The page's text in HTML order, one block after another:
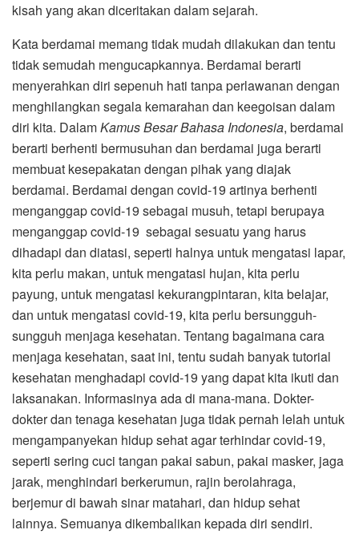
kisah yang akan diceritakan dalam sejarah.
Kata berdamai memang tidak mudah dilakukan dan tentu
tidak semudah mengucapkannya. Berdamai berarti
menyerahkan diri sepenuh hati tanpa perlawanan dengan
menghilangkan segala kemarahan dan keegoisan dalam
diri kita. DalamKamus Besar Bahasa Indonesia, berdamai
berarti berhenti bermusuhan dan berdamai juga berarti
membuat kesepakatan dengan pihak yang diajak
berdamai. Berdamai dengan covid-19 artinya berhenti
menganggap covid-19 sebagai musuh, tetapi berupaya
menganggap covid-19 sebagai sesuatu yang harus
dihadapi dan diatasi, seperti halnya untuk mengatasi lapar,
kita perlu makan, untuk mengatasi hujan, kita perlu
payung, untuk mengatasi kekurangpintaran, kita belajar,
dan untuk mengatasi covid-19, kita perlu bersungguh-
sungguh menjaga kesehatan. Tentang bagaimana cara
menjaga kesehatan, saat ini, tentu sudah banyak tutorial
kesehatan menghadapi covid-19 yang dapat kita ikuti dan
laksanakan. Informasinya ada di mana-mana. Dokter-
dokter dan tenaga kesehatan juga tidak pernah lelah untuk
mengampanyekan hidup sehat agar terhindar covid-19,
seperti sering cuci tangan pakai sabun, pakai masker, jaga
jarak, menghindari berkerumun, rajin berolahraga,
berjemur di bawah sinar matahari, dan hidup sehat
lainnya. Semuanya dikembalikan kepada diri sendiri.